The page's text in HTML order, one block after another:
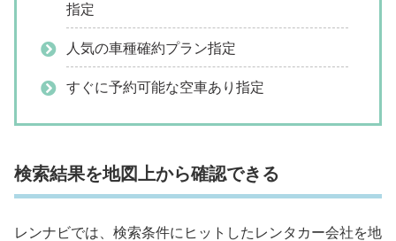
指定
人気の車種確約プラン指定
すぐに予約可能な空車あり指定
検索結果を地図上から確認できる
レンナビでは、検索条件にヒットしたレンタカー会社を地